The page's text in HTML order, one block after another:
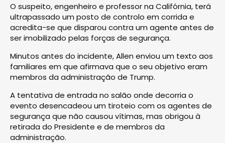
O suspeito, engenheiro e professor na Califórnia, terá
ultrapassado um posto de controlo em corrida e
acredita-se que disparou contra um agente antes de
ser imobilizado pelas forças de segurança.
Minutos antes do incidente, Allen enviou um texto aos
familiares em que afirmava que o seu objetivo eram
membros da administração de Trump.
A tentativa de entrada no salão onde decorria o
evento desencadeou um tiroteio com os agentes de
segurança que não causou vítimas, mas obrigou à
retirada do Presidente e de membros da
administração.